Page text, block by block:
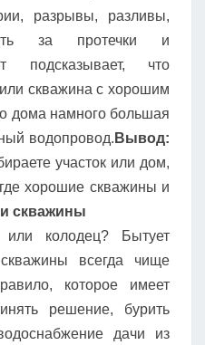
разрывы, разливы,
за протечки и
подсказывает, что
скважина с хорошим
дома намного большая
водопровод. Вывод:
участок или дом,
хорошие скважины и
скважины
колодец? Бытует
всегда чище
которое имеет
решение, бурить
дачи из